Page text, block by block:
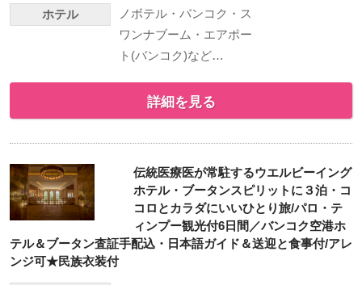
ホテル
ノボテル・バンコク・ス
ワンナブーム・エアポー
ト(バンコク)など…
詳細を見る
伝統医療医が常駐するウエルビーイング
ホテル・ブータンスピリットに３泊・コ
コロとカラダにいいひとり旅/パロ・テ
ィンプー観光付6日間／バンコク空港ホ
テル＆ブータン査証手配込・日本語ガイド＆送迎と食事付/アレ
ンジ可★民族衣装付